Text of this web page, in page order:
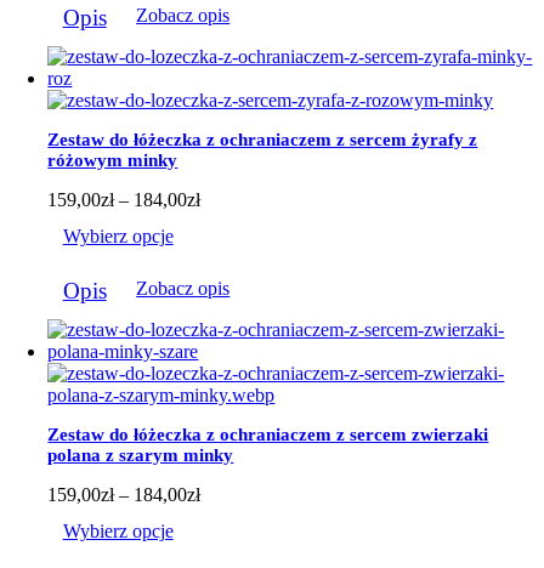
do
produkt
ma
wiele
wariantów.
Opcje
można
wybrać
na
stronie
Opis Zobacz opis
Zestaw do łóżeczka z ochraniaczem z sercem żyrafy z
różowym minky
159,00zł – 184,00złZakres
do
Wybierz opcje
produkt
ma
wiele
wariantów.
Opcje
można
wybrać
na
stronie
produktu
Opis Zobacz opis
Zestaw do łóżeczka z ochraniaczem z sercem zwierzaki
polana z szarym minky
159,00zł – 184,00złZakres
Wybierz opcje